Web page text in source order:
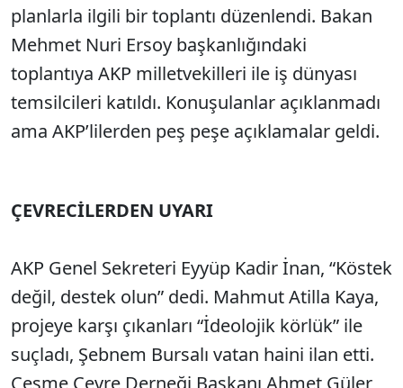
planlarla ilgili bir toplantı düzenlendi. Bakan
Mehmet Nuri Ersoy başkanlığındaki
toplantıya AKP milletvekilleri ile iş dünyası
temsilcileri katıldı. Konuşulanlar açıklanmadı
ama AKP’lilerden peş peşe açıklamalar geldi.
ÇEVRECİLERDEN UYARI
AKP Genel Sekreteri Eyyüp Kadir İnan, “Köstek
değil, destek olun” dedi. Mahmut Atilla Kaya,
projeye karşı çıkanları “İdeolojik körlük” ile
suçladı, Şebnem Bursalı vatan haini ilan etti.
Çeşme Çevre Derneği Başkanı Ahmet Güler